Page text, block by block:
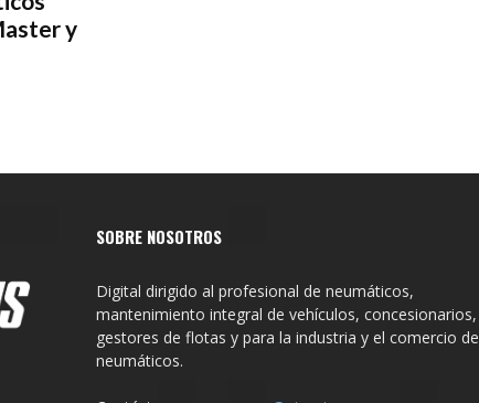
y
SOBRE NOSOTROS
Digital dirigido al profesional de neumáticos,
mantenimiento integral de vehículos, concesionarios,
gestores de flotas y para la industria y el comercio de
neumáticos.